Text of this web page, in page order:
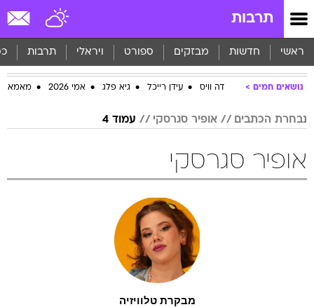
תרבות
ראשי חדשות מבזקים ספורט ויראלי תרבות
נושאים חמים דה וויס עידן רייכל גיא פלג אמי 2026 מאמא
נבחרת הכתבים אופיר סגרסקי עמוד 4
אופיר סגרסקי
מבקרת טלוויזיה